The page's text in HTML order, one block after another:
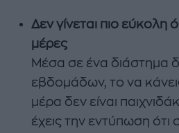
Δεν γίνεται πιο εύκολη
μέρες
Μέσα σε ένα διάστημα
εβδομάδων, το να
μέρα δεν είναι
έχεις την εντύπωση ότι